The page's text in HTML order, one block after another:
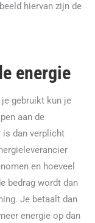
hiervan zijn de
energie
gebruikt kun je
aan de
is dan verplicht
en hoeveel
bedrag wordt dan
Je betaalt dan
energie op dan